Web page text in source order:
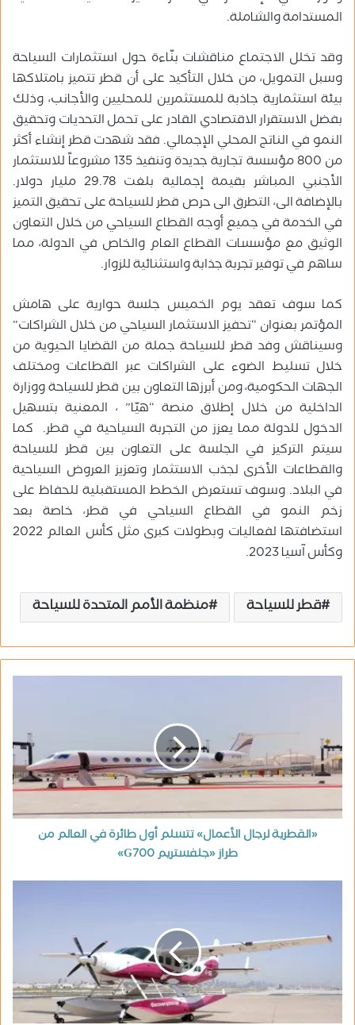
المستدامة والشاملة.
وقد تخلل الاجتماع مناقشات بنّاءة حول استثمارات السياحة
وسبل التمويل، من خلال التأكيد على أن قطر تتميز بامتلاكها
بيئة استثمارية جاذبة للمستثمرين للمحليين والأجانب، وذلك
بفضل الاستقرار الاقتصادي القادر على تحمل التحديات وتحقيق
النمو في الناتج المحلي الإجمالي. فقد شهدت قطر إنشاء أكثر
من 800 مؤسسة تجارية جديدة وتنفيذ 135 مشروعاً للاستثمار
الأجنبي المباشر بقيمة إجمالية بلغت 29.78 مليار دولار.
بالإضافة الى، التطرق الى حرص قطر للسياحة على تحقيق التميز
في الخدمة في جميع أوجه القطاع السياحي من خلال التعاون
الوثيق مع مؤسسات القطاع العام والخاص في الدولة، مما
ساهم في توفير تجربة جذابة واستثنائية للزوار.
كما سوف تعقد يوم الخميس جلسة حوارية على هامش
المؤتمر بعنوان “تحفيز الاستثمار السياحي من خلال الشراكات”
وسيناقش وفد قطر للسياحة جملة من القضايا الحيوية من
خلال تسليط الضوء على الشراكات عبر القطاعات ومختلف
الجهات الحكومية، ومن أبرزها التعاون بين قطر للسياحة ووزارة
الداخلية من خلال إطلاق منصة “هيّا” ، المعنية بتسهيل
الدخول للدولة مما يعزز من التجربة السياحية في قطر. كما
سيتم التركيز في الجلسة على التعاون بين قطر للسياحة
والقطاعات الأخرى لجذب الاستثمار وتعزيز العروض السياحية
في البلاد. وسوف تستعرض الخطط المستقبلية للحفاظ على
زخم النمو في القطاع السياحي في قطر، خاصة بعد
استضافتها لفعاليات وبطولات كبرى مثل كأس العالم 2022
وكأس آسيا 2023.
قطر للسياحة منظمة الأمم المتحدة للسياحة
«القطرية لرجال الأعمال» تتسلم أول طائرة في العالم من
طراز «جلفستريم G700»